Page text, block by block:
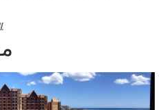
نسخة ديزني من جنة هاواي.